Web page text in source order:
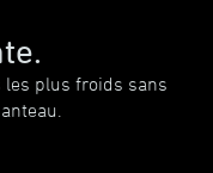
les plus froids sans